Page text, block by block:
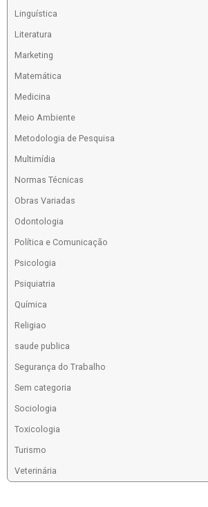
Linguística
Literatura
Marketing
Matemática
Medicina
Meio Ambiente
Metodologia de Pesquisa
Multimídia
Normas Técnicas
Obras Variadas
Odontologia
Política e Comunicação
Psicologia
Psiquiatria
Química
Religiao
saude publica
Segurança do Trabalho
Sem categoria
Sociologia
Toxicologia
Turismo
Veterinária